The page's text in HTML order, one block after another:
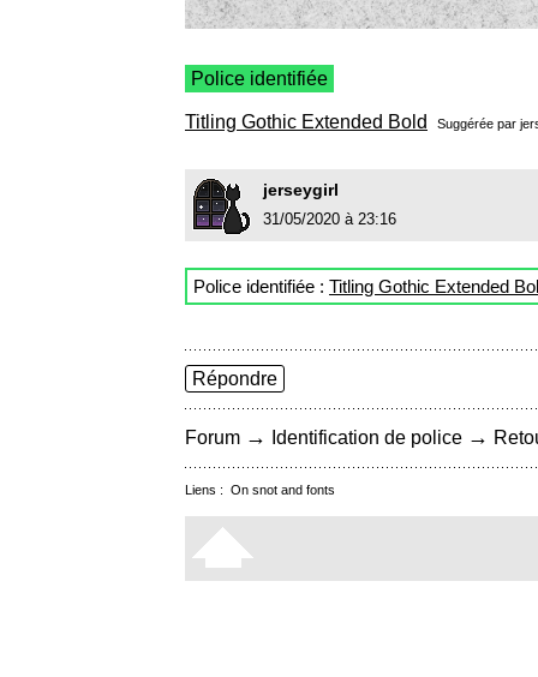
Police identifiée
Titling Gothic Extended Bold Suggérée par
jerseygirl
31/05/2020 à 23:16
Police identifiée : Titling Gothic Extended
Répondre
Forum → Identification de police →
Liens : On snot and fonts